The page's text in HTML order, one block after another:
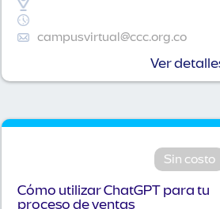
campusvirtual@ccc.org.co
Ver
Sin costo
Cómo utilizar ChatGPT para tu
proceso de ventas